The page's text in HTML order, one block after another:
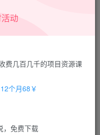
会员包月更省钱，可保存购
动
费几百几千的项目资源课
个月68￥
，免费下载